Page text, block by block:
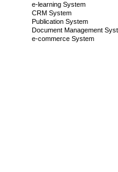
e-learning System
CRM System
Publication System
Document Management
e-commerce System